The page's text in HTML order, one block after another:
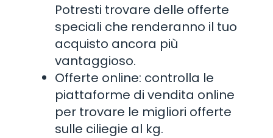
Potresti trovare delle offerte
speciali che renderanno il tuo
acquisto ancora più
vantaggioso.
Offerte online: controlla le
piattaforme di vendita online
per trovare le migliori offerte
sulle ciliegie al kg.